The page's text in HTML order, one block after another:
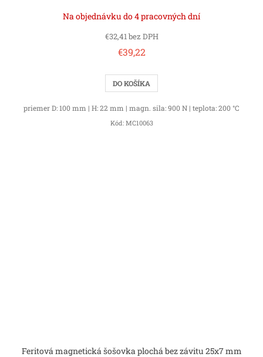
Na objednávku do 4 pracovných dní
€32,41 bez DPH
€39,22
DO KOŠÍKA
priemer D: 100 mm | H: 22 mm | magn. sila: 900 N | teplota: 200 °C
Kód: MC10063
Feritová magnetická šošovka plochá bez závitu 25x7 mm